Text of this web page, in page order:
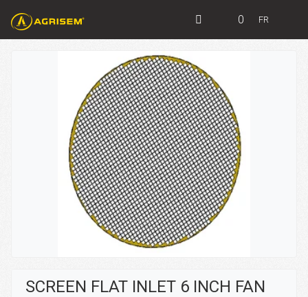
0 FR
SCREEN FLAT INLET 6 INCH FAN